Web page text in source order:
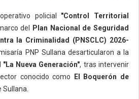
policial "Control Territorial
del
Plan Nacional de Seguridad
la Criminalidad (PNSCLC) 2026-
PNP Sullana desarticularon a la
"La Nueva Generación", tras intervenir
conocido como
El Boquerón de
Sullana.